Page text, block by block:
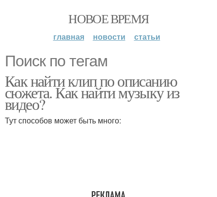
НОВОЕ ВРЕМЯ
главная новости статьи
Поиск по тегам
Как найти клип по описанию
сюжета. Как найти музыку из
видео?
Тут способов может быть много: